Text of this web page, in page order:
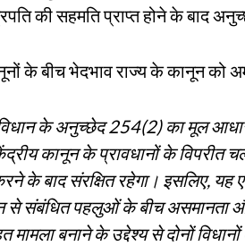
की सहमति प्राप्त होने के बाद
के बीच भेदभाव राज्य के कानून को
के अनुच्छेद 254(2) का मूल
कानून के प्रावधानों के विपरीत
के बाद संरक्षित रहेगा। इसलिए, यह एक
से संबंधित पहलुओं के बीच असमानता
बनाने के उद्देश्य से दोनों